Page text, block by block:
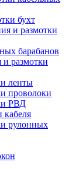
бухт
и размотки
барабанов
и размотки
ленты
проволоки
РВД
кабеля
рулонных